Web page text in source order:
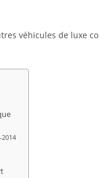
véhicules de luxe